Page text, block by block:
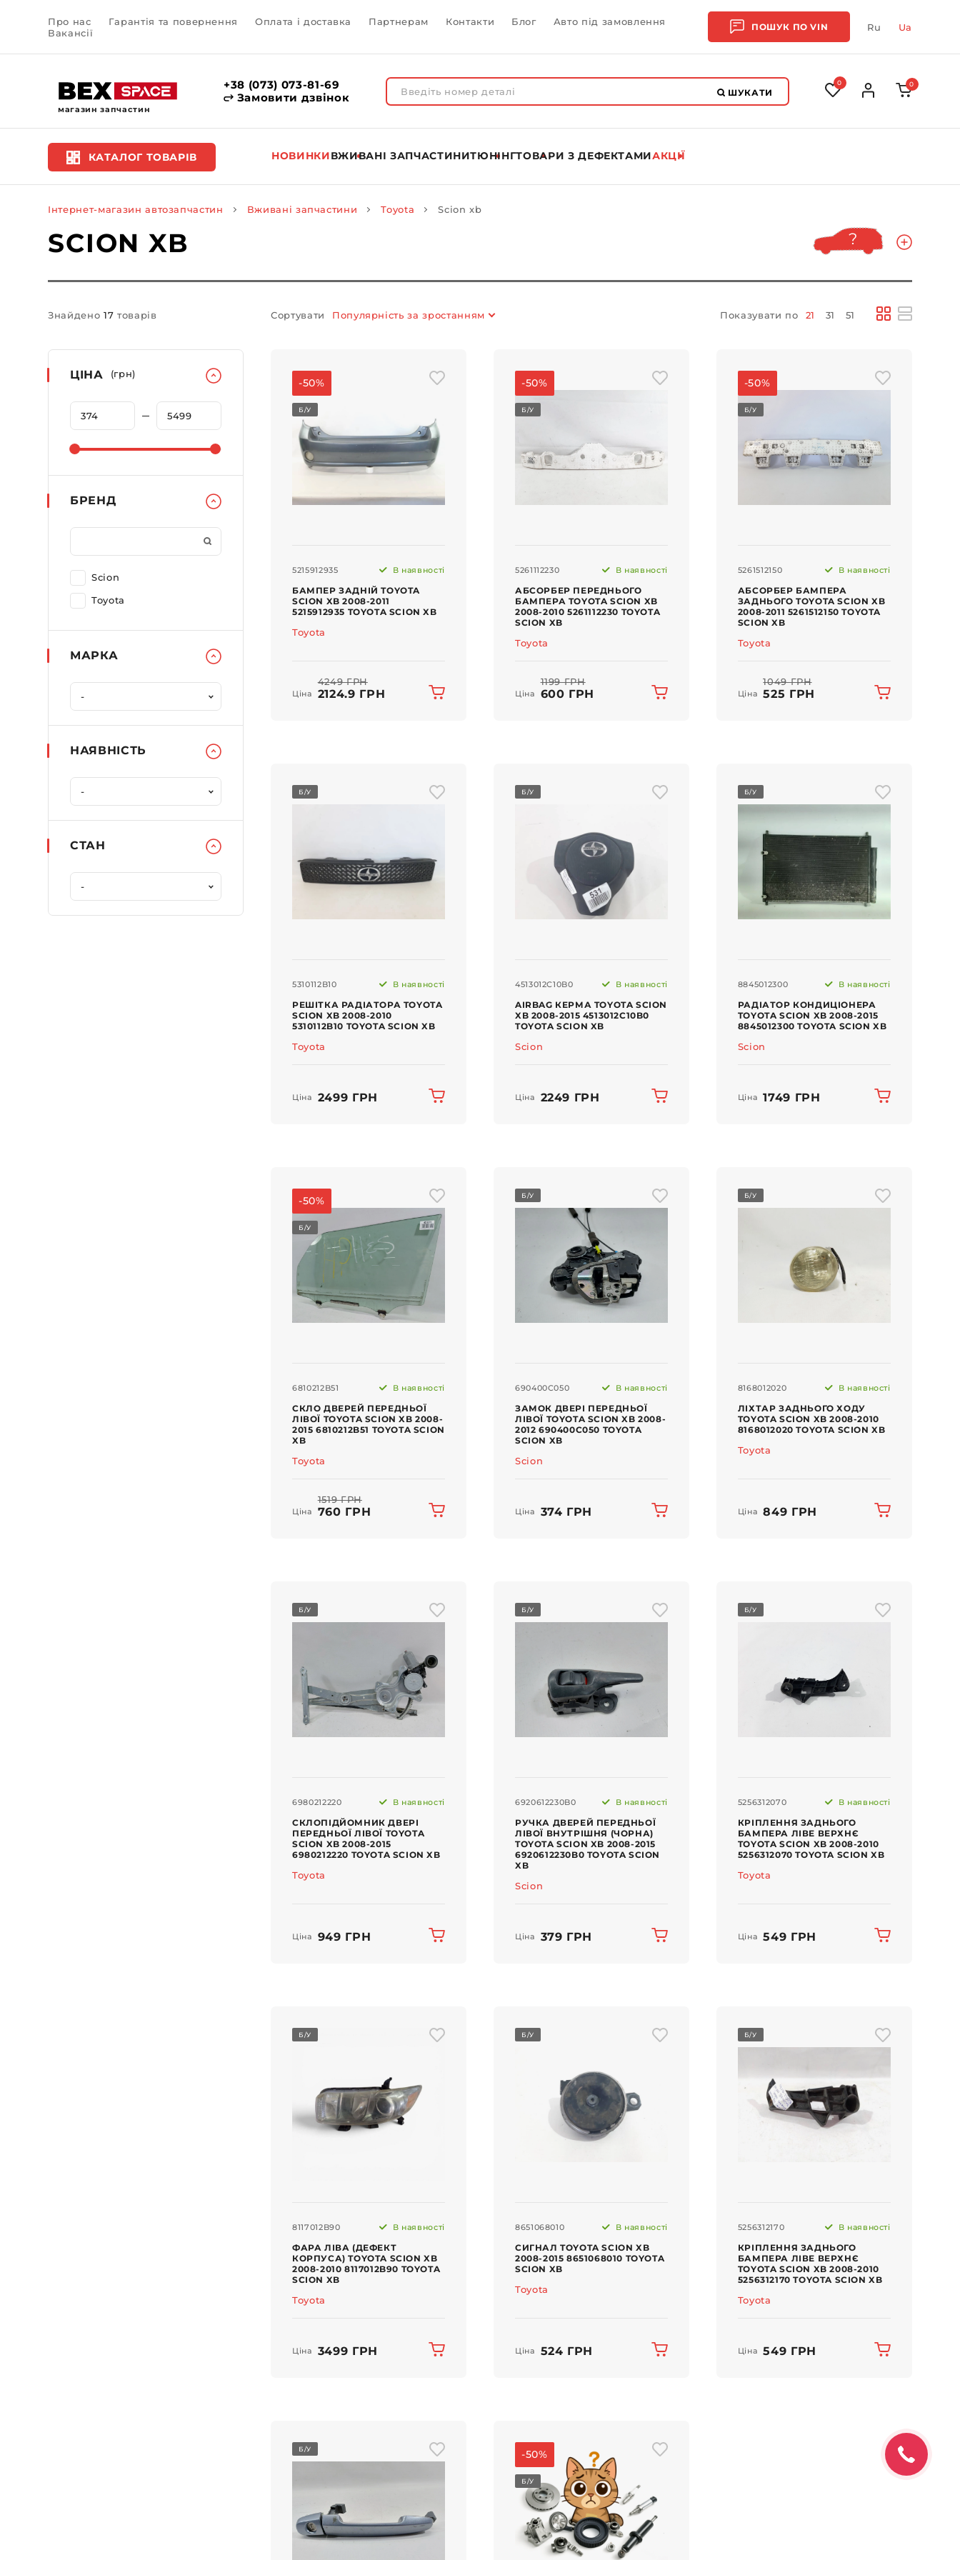
Про нас Гарантія та повернення Оплата і доставка Партнерам Контакти Блог
Авто під замовлення
Вакансії
ПОШУК ПОVIN Ru Ua
магазин запчастин
+38 (073) 073-81-69
Замовити дзвінок
ШУКАТИ
0 0
КАТАЛОГ ТОВАРІВ НОВИНКИВЖИВАНІ ЗАПЧАСТИНИТЮНІНГТОВАРИ З ДЕФЕКТАМИАКЦІЇ
Інтернет-магазин автозапчастин Вживані запчастини Toyota Scion xb
SCION XB
Знайдено17 товарів Сортувати Популярність за зростанням Показувати по 21 31 51
ЦІНА (грн)
БРЕНД
Scion
Toyota
МАРКА
НАЯВНІСТЬ
СТАН
-50%
Б/У
5215912935 В наявності
БАМПЕР ЗАДНІЙ TOYOTA
SCION XB 2008-2011
5215912935 TOYOTA SCION XB
Toyota
Ціна
4249 ГРН
2124.9 ГРН
-50%
Б/У
5261112230 В наявності
АБСОРБЕР ПЕРЕДНЬОГО
БАМПЕРА TOYOTA SCION XB
2008-2010 5261112230 TOYOTA
SCION XB
Toyota
Ціна
1199 ГРН
600 ГРН
-50%
Б/У
5261512150 В наявності
АБСОРБЕР БАМПЕРА
ЗАДНЬОГО TOYOTA SCION XB
2008-2011 5261512150 TOYOTA
SCION XB
Toyota
Ціна
1049 ГРН
525 ГРН
Б/У
5310112B10 В наявності
РЕШІТКА РАДІАТОРА TOYOTA
SCION XB 2008-2010
5310112B10 TOYOTA SCION XB
Toyota
Ціна 2499 ГРН
Б/У
4513012C10B0 В наявності
AIRBAG КЕРМА TOYOTA SCION
XB 2008-2015 4513012C10B0
TOYOTA SCION XB
Scion
Ціна 2249 ГРН
Б/У
8845012300 В наявності
РАДІАТОР КОНДИЦІОНЕРА
TOYOTA SCION XB 2008-2015
8845012300 TOYOTA SCION XB
Scion
Ціна 1749 ГРН
-50%
Б/У
6810212B51 В наявності
СКЛО ДВЕРЕЙ ПЕРЕДНЬОЇ
ЛІВОЇ TOYOTA SCION XB 2008-
2015 6810212B51 TOYOTA SCION
XB
Toyota
Ціна
1519 ГРН
760 ГРН
Б/У
690400C050 В наявності
ЗАМОК ДВЕРІ ПЕРЕДНЬОЇ
ЛІВОЇ TOYOTA SCION XB 2008-
2012 690400C050 TOYOTA
SCION XB
Scion
Ціна 374 ГРН
Б/У
8168012020 В наявності
ЛІХТАР ЗАДНЬОГО ХОДУ
TOYOTA SCION XB 2008-2010
8168012020 TOYOTA SCION XB
Toyota
Ціна 849 ГРН
Б/У
6980212220 В наявності
СКЛОПІДЙОМНИК ДВЕРІ
ПЕРЕДНЬОЇ ЛІВОЇ TOYOTA
SCION XB 2008-2015
6980212220 TOYOTA SCION XB
Toyota
Ціна 949 ГРН
Б/У
6920612230B0 В наявності
РУЧКА ДВЕРЕЙ ПЕРЕДНЬОЇ
ЛІВОЇ ВНУТРІШНЯ (ЧОРНА)
TOYOTA SCION XB 2008-2015
6920612230B0 TOYOTA SCION
XB
Scion
Ціна 379 ГРН
Б/У
5256312070 В наявності
КРІПЛЕННЯ ЗАДНЬОГО
БАМПЕРА ЛІВЕ ВЕРХНЄ
TOYOTA SCION XB 2008-2010
5256312070 TOYOTA SCION XB
Toyota
Ціна 549 ГРН
Б/У
8117012B90 В наявності
ФАРА ЛІВА (ДЕФЕКТ
КОРПУСА) TOYOTA SCION XB
2008-2010 8117012B90 TOYOTA
SCION XB
Toyota
Ціна 3499 ГРН
Б/У
8651068010 В наявності
СИГНАЛ TOYOTA SCION XB
2008-2015 8651068010 TOYOTA
SCION XB
Toyota
Ціна 524 ГРН
Б/У
5256312170 В наявності
КРІПЛЕННЯ ЗАДНЬОГО
БАМПЕРА ЛІВЕ ВЕРХНЄ
TOYOTA SCION XB 2008-2010
5256312170 TOYOTA SCION XB
Toyota
Ціна 549 ГРН
Б/У -50%
Б/У